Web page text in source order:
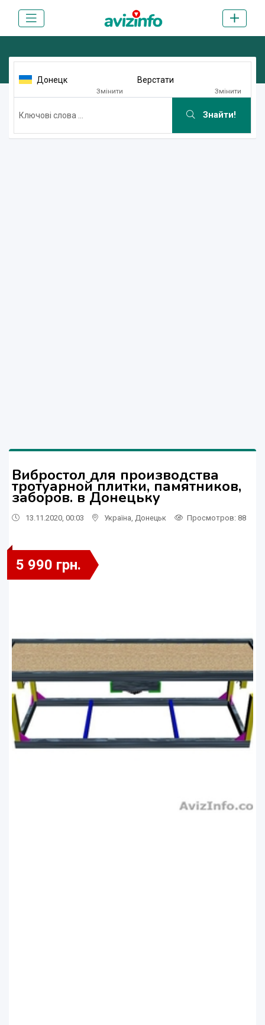
Донецк
Змінити
Верстати
Змінити
Знайти!
Вибростол для производства
тротуарной плитки, памятников,
заборов. в Донецьку
13.11.2020, 00:03 Україна Донецьк Просмотров: 88
5 990 грн.